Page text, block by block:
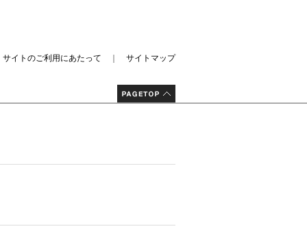
サイトのご利用にあたって サイトマップ